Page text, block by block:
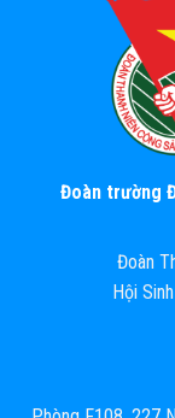
Đoàn trường
Đoàn
Hội